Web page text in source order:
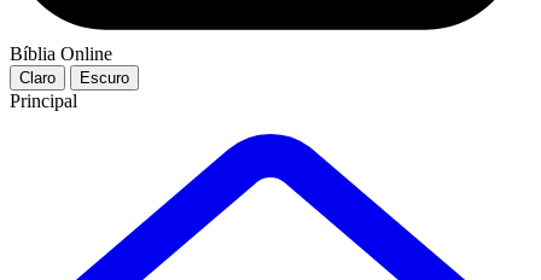
Bíblia Online
Claro Escuro
Principal